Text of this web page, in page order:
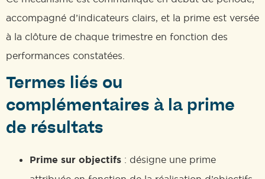
accompagné d’indicateurs clairs, et la prime est versée
à la clôture de chaque trimestre en fonction des
performances constatées.
Termes liés ou
complémentaires à la prime
de résultats
Prime sur objectifs : désigne une prime